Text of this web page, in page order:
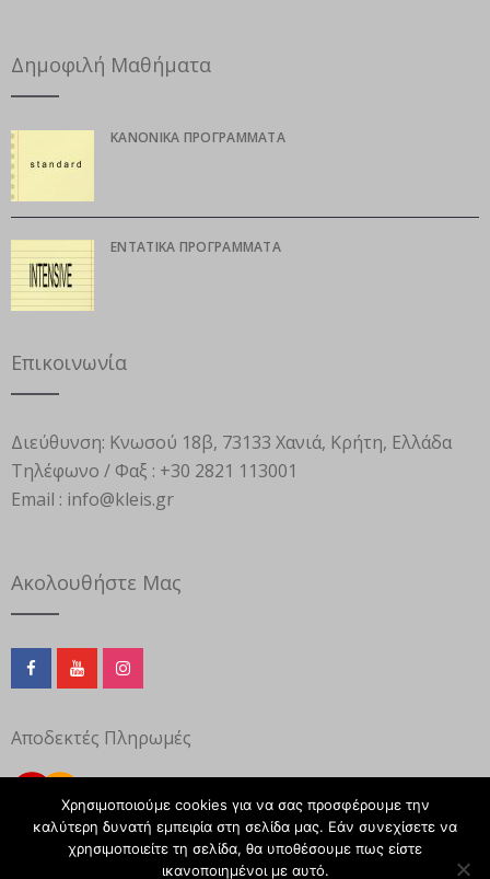
Δημοφιλή Μαθήματα
ΚΑΝΟΝΙΚΆ ΠΡΟΓΡΆΜΜΑΤΑ
ΕΝΤΑΤΙΚΆ ΠΡΟΓΡΆΜΜΑΤΑ
Επικοινωνία
Διεύθυνση: Κνωσού 18β, 73133 Χανιά, Κρήτη, Ελλάδα
Τηλέφωνο / Φαξ : +30 2821 113001
Email : info@kleis.gr
Ακολουθήστε Μας
Αποδεκτές Πληρωμές
Χρησιμοποιούμε cookies για να σας προσφέρουμε την
καλύτερη δυνατή εμπειρία στη σελίδα μας. Εάν συνεχίσετε να
χρησιμοποιείτε τη σελίδα, θα υποθέσουμε πως είστε
ικανοποιημένοι με αυτό.